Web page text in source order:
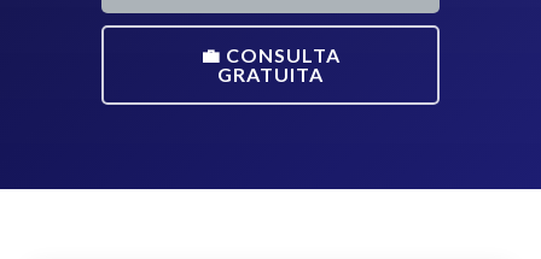
💼 CONSULTA
GRATUITA